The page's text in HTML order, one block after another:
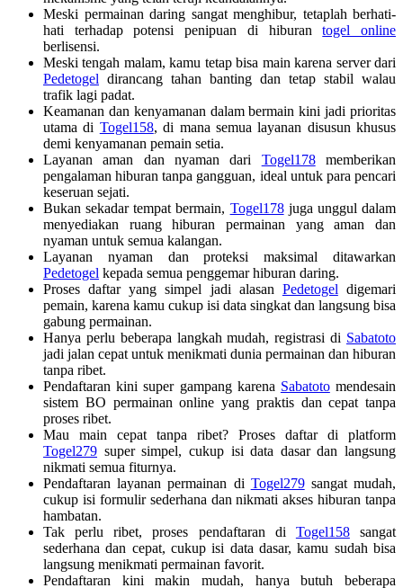
Meski permainan daring sangat menghibur, tetaplah berhati-
hati terhadap potensi penipuan di hiburantogel online
berlisensi.
Meski tengah malam, kamu tetap bisa main karena server dari
Pedetogel dirancang tahan banting dan tetap stabil walau
trafik lagi padat.
Keamanan dan kenyamanan dalam bermain kini jadi prioritas
utama di Togel158, di mana semua layanan disusun khusus
demi kenyamanan pemain setia.
Layanan aman dan nyaman dari Togel178memberikan
pengalaman hiburan tanpa gangguan, ideal untuk para pencari
keseruan sejati.
Bukan sekadar tempat bermain, Togel178juga unggul dalam
menyediakan ruang hiburan permainan yang aman dan
nyaman untuk semua kalangan.
Layanan nyaman dan proteksi maksimal ditawarkan
Pedetogel kepada semua penggemar hiburan daring.
Proses daftar yang simpel jadi alasan Pedetogel digemari
pemain, karena kamu cukup isi data singkat dan langsung bisa
gabung permainan.
Hanya perlu beberapa langkah mudah, registrasi di Sabatoto
jadi jalan cepat untuk menikmati dunia permainan dan hiburan
tanpa ribet.
Pendaftaran kini super gampang karena Sabatotomendesain
sistem BO permainan online yang praktis dan cepat tanpa
proses ribet.
Mau main cepat tanpa ribet? Proses daftar di platform
Togel279 super simpel, cukup isi data dasar dan langsung
nikmati semua fiturnya.
Pendaftaran layanan permainan di Togel279sangat mudah,
cukup isi formulir sederhana dan nikmati akses hiburan tanpa
hambatan.
Tak perlu ribet, proses pendaftaran di Togel158sangat
sederhana dan cepat, cukup isi data dasar, kamu sudah bisa
langsung menikmati permainan favorit.
Pendaftaran kini makin mudah, hanya butuh beberapa